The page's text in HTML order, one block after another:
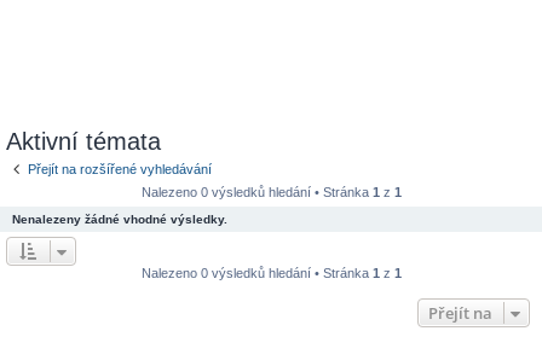
Aktivní témata
Přejít na rozšířené vyhledávání
Nalezeno 0 výsledků hledání • Stránka 1 z 1
Nenalezeny žádné vhodné výsledky.
Nalezeno 0 výsledků hledání • Stránka 1 z 1
Přejít na